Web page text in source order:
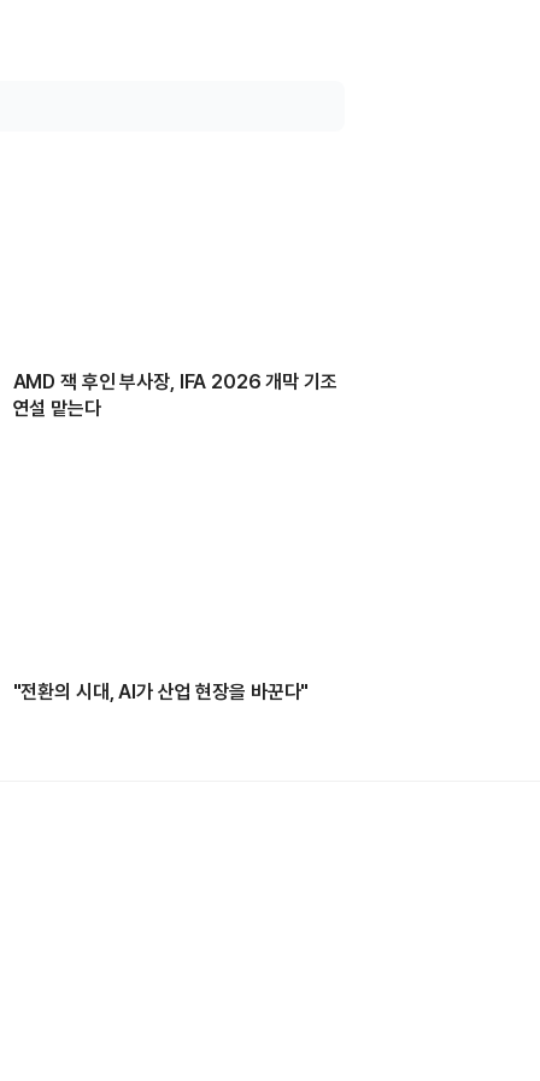
AMD 잭 후인 부사장, IFA 2026 개막 기조
연설 맡는다
"전환의 시대, AI가 산업 현장을 바꾼다"